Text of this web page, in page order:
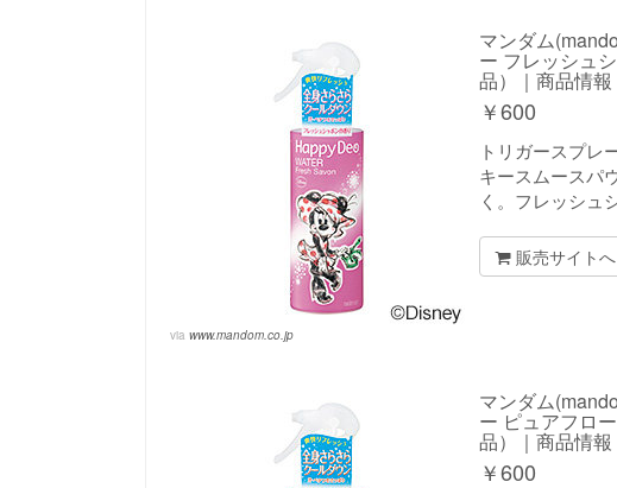
via www.mandom.co.jp
マンダム
ー フレッシュ
品）｜商品情
￥600
トリガースプレ
キースムースパ
く。フレッシュ
販売サイトへ
マンダム
ー ピュアフロ
品）｜商品情
￥600